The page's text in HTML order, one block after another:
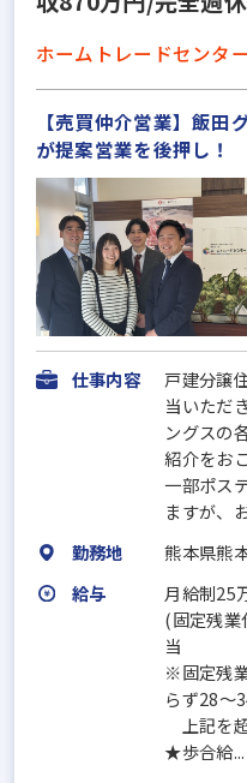
ホームトレードセンタ
【売買仲介営業】飯田
が提案営業を後押し！
仕事内容
戸建分譲
当いただ
ングスの
紹介をお
一部ポス
ますが、
勤務地
熊本県熊
給与
月給制25
(固定残業
当
※固定残
らず28～
上記を
★歩合給...